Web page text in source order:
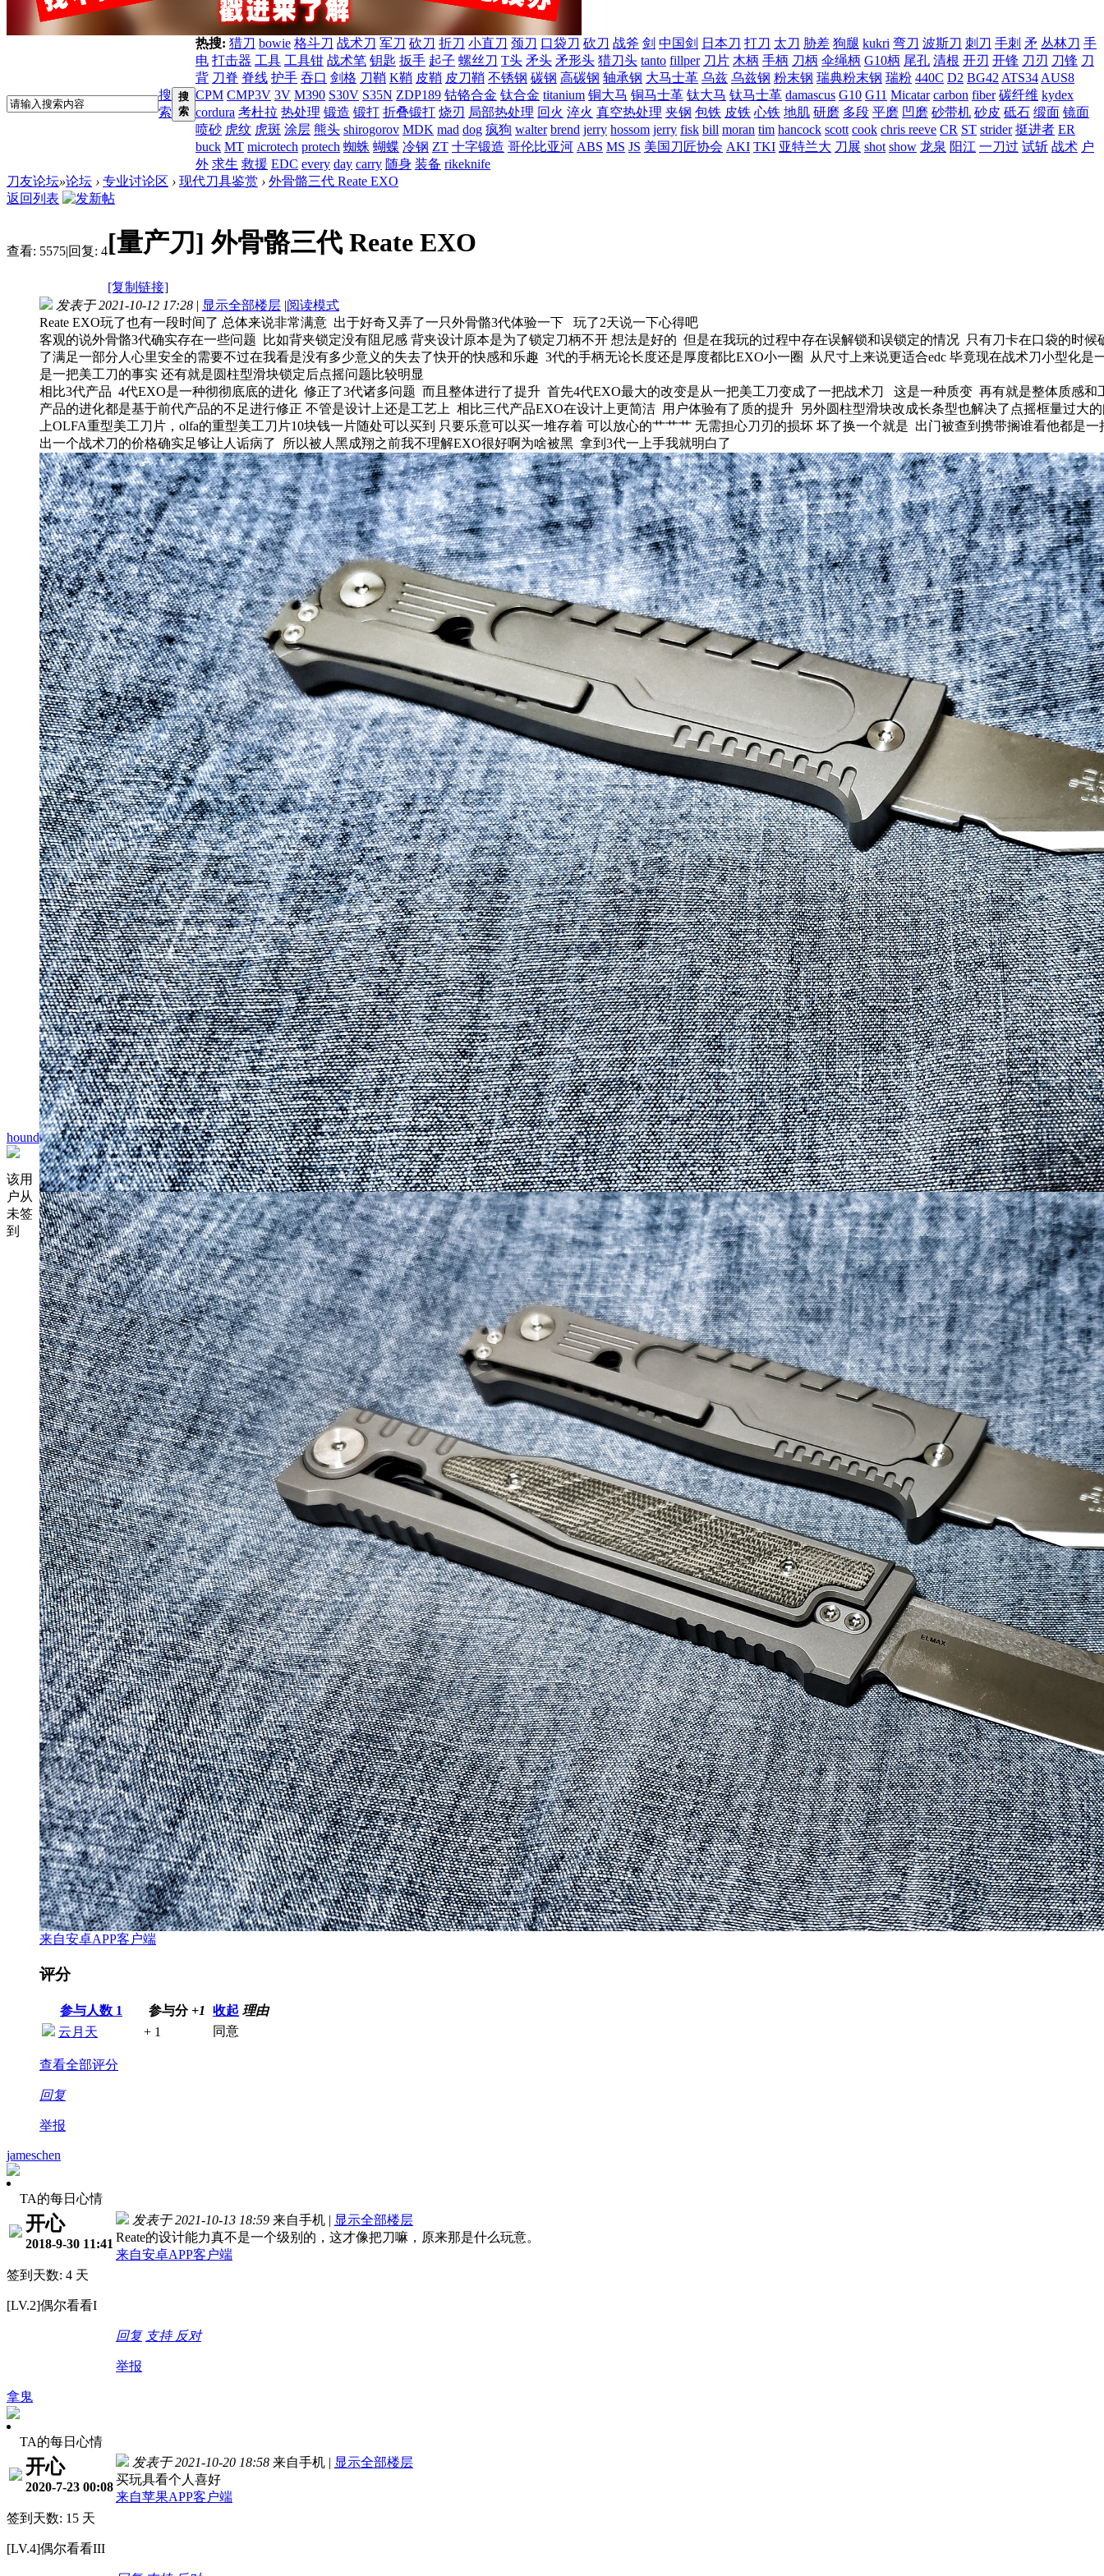
搜
索
搜
索
热搜: 猎刀 bowie 格斗刀 战术刀 军刀 砍刀 折刀 小直刀 颈刀 口袋刀 砍刀 战斧 剑 中国剑 日本刀 打刀 太刀 胁差 狗腿 kukri 弯刀 波斯刀 刺刀 手刺 矛 丛林刀 手
电 打击器 工具 工具钳 战术笔 钥匙 扳手 起子 螺丝刀 T头 矛头 矛形头 猎刀头 tanto fillper 刀片 木柄 手柄 刀柄 伞绳柄 G10柄 尾孔 清根 开刃 开锋 刀刃 刀锋 刀
背 刀脊 脊线 护手 吞口 剑格 刀鞘 K鞘 皮鞘 皮刀鞘 不锈钢 碳钢 高碳钢 轴承钢 大马士革 乌兹 乌兹钢 粉末钢 瑞典粉末钢 瑞粉 440C D2 BG42 ATS34 AUS8
CPM CMP3V 3V M390 S30V S35N ZDP189 钴铬合金 钛合金 titanium 铜大马 铜马士革 钛大马 钛马士革 damascus G10 G11 Micatar carbon fiber 碳纤维 kydex
cordura 考杜拉 热处理 锻造 锻打 折叠锻打 烧刃 局部热处理 回火 淬火 真空热处理 夹钢 包铁 皮铁 心铁 地肌 研磨 多段 平磨 凹磨 砂带机 砂皮 砥石 缎面 镜面
喷砂 虎纹 虎斑 涂层 熊头 shirogorov MDK mad dog 疯狗 walter brend jerry hossom jerry fisk bill moran tim hancock scott cook chris reeve CR ST strider 挺进者 ER
buck MT microtech protech 蜘蛛 蝴蝶 冷钢 ZT 十字锻造 哥伦比亚河 ABS MS JS 美国刀匠协会 AKI TKI 亚特兰大 刀展 shot show 龙泉 阳江 一刀过 试斩 战术 户
外 求生 救援 EDC every day carry 随身 装备 rikeknife
刀友论坛»论坛 › 专业讨论区 › 现代刀具鉴赏 › 外骨骼三代 Reate EXO
返回列表
查看: 5575|回复: 4[量产刀]外骨骼三代 Reate EXO
[复制链接]
hound
该用
户从
未签
到
发表于 2021-10-12 17:28 | 显示全部楼层 |阅读模式
Reate EXO玩了也有一段时间了 总体来说非常满意 出于好奇又弄了一只外骨骼3代体验一下 玩了2天说一下心得吧
客观的说外骨骼3代确实存在一些问题 比如背夹锁定没有阻尼感 背夹设计原本是为了锁定刀柄不开 想法是好的 但是在我玩的过程中存在误解锁和误锁定的情况 只有刀卡在口袋的时
了满足一部分人心里安全的需要不过在我看是没有多少意义的失去了快开的快感和乐趣 3代的手柄无论长度还是厚度都比EXO小一圈 从尺寸上来说更适合edc 毕竟现在战术刀小型化
是一把美工刀的事实 还有就是圆柱型滑块锁定后点摇问题比较明显
相比3代产品 4代EXO是一种彻彻底底的进化 修正了3代诸多问题 而且整体进行了提升 首先4代EXO最大的改变是从一把美工刀变成了一把战术刀 这是一种质变 再有就是整体质感
产品的进化都是基于前代产品的不足进行修正 不管是设计上还是工艺上 相比三代产品EXO在设计上更简洁 用户体验有了质的提升 另外圆柱型滑块改成长条型也解决了点摇框量过
上OLFA重型美工刀片，olfa的重型美工刀片10块钱一片随处可以买到 只要乐意可以买一堆存着 可以放心的艹艹艹 无需担心刀刃的损坏 坏了换一个就是 出门被查到携带搁谁看他都
出一个战术刀的价格确实足够让人诟病了 所以被人黑成翔之前我不理解EXO很好啊为啥被黑 拿到3代一上手我就明白了
来自安卓APP客户端
评分
参与人数 1 参与分 +1 收起 理由
云月天
+ 1 同意
查看全部评分
回复
举报
jameschen
TA的每日心情
开心
2018-9-30 11:41
签到天数: 4 天
[LV.2]偶尔看看I
发表于 2021-10-13 18:59 来自手机 | 显示全部楼层
Reate的设计能力真不是一个级别的，这才像把刀嘛，原来那是什么玩意。
来自安卓APP客户端
回复 支持 反对
举报
拿鬼
TA的每日心情
开心
2020-7-23 00:08
签到天数: 15 天
[LV.4]偶尔看看III
发表于 2021-10-20 18:58 来自手机 | 显示全部楼层
买玩具看个人喜好
来自苹果APP客户端